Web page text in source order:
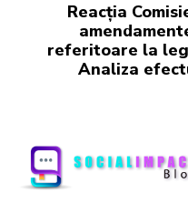
Reacția
referitoare la
Analiza